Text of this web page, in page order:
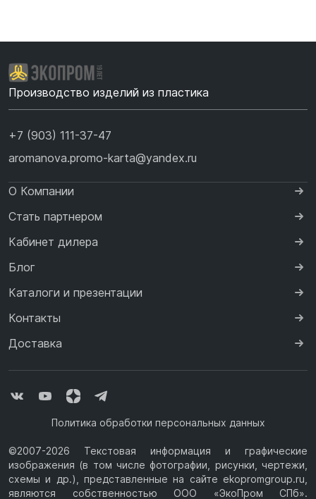
Производство изделий из пластика
+7 (903) 111-37-47
aromanova.promo-karta@yandex.ru
О Компании
Стать партнером
Кабинет дилера
Блог
Каталоги и презентации
Контакты
Доставка
Политика обработки персональных данных
©2007-2026 Текстовая информация и графические
изображения (в том числе фотографии, рисунки, чертежи,
схемы и др.), представленные на сайте ekopromgroup.ru,
являются собственностью ООО «ЭкоПром СПб».